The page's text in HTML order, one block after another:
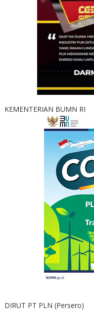
KEMENTERIAN BUMN RI
DIRUT PT PLN (Persero)